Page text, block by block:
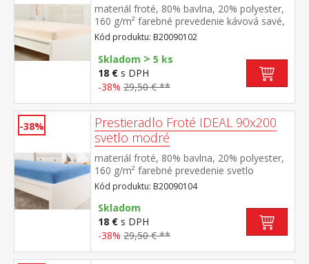
materiál froté, 80% bavlna, 20% polyester,
160 g/m² farebné prevedenie kávová savé,
odolné, stálofarebné, obšité gumou pre
matrace do výšky 25 cm prateľné do 40 °C
Kód produktu: B20090102
Skladom > 5 ks
18 € s DPH
-38% 29,50 € **
-38%
Prestieradlo Froté IDEAL 90x200
svetlo modré
materiál froté, 80% bavlna, 20% polyester,
160 g/m² farebné prevedenie svetlo
modrá savé, odolné, stálofarebné, obšité
gumou pre matrace do výšky 25
cm prateľné do 40 °C
Kód produktu: B20090104
Skladom
18 € s DPH
-38% 29,50 € **